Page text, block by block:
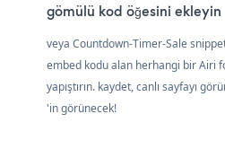
gömülü kod öğesini ekleyin
veya Countdown-Timer-Sale
embed kodu alan herhangi bir Airi
yapıştırın. kaydet, canlı sayfayı
'in görünecek!